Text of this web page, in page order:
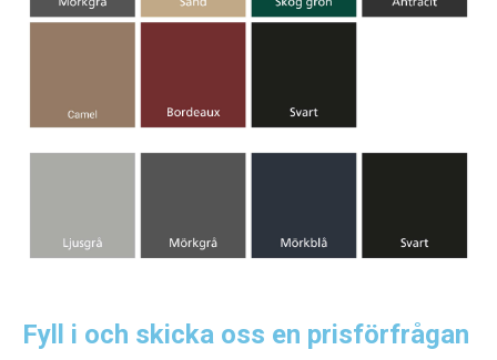
Fyll i och skicka oss en prisförfrågan